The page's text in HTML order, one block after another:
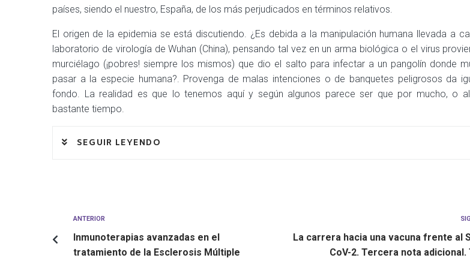
países, siendo el nuestro, España, de los más perjudicados en términos relativos.
El origen de la epidemia se está discutiendo. ¿Es debida a la manipulación humana llevada a
laboratorio de virología de Wuhan (China), pensando tal vez en un arma biológica o el virus
murciélago (¡pobres! siempre los mismos) que dio el salto para infectar a un pangolín donde
pasar a la especie humana?. Provenga de malas intenciones o de banquetes peligrosos da
fondo. La realidad es que lo tenemos aquí y según algunos parece ser que por mucho, o
bastante tiempo.
SEGUIR LEYENDO
ANTERIOR
Inmunoterapias avanzadas en el
tratamiento de la Esclerosis Múltiple
La carrera hacia una vacuna frente al
CoV-2. Tercera nota adicional.